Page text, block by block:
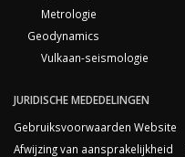
Metrologie
Geodynamics
Vulkaan-seismologie
JURIDISCHE MEDEDELINGEN
Gebruiksvoorwaarden Website
Afwijzing van aansprakelijkheid